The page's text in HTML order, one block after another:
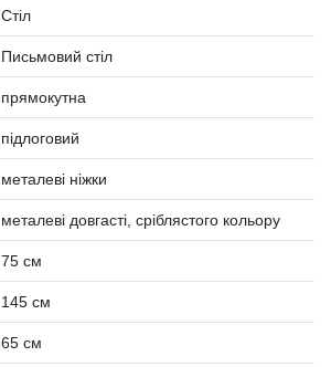
Стіл
Письмовий стіл
прямокутна
підлоговий
металеві ніжки
металеві довгасті, сріблястого кольору
75 см
145 см
65 см